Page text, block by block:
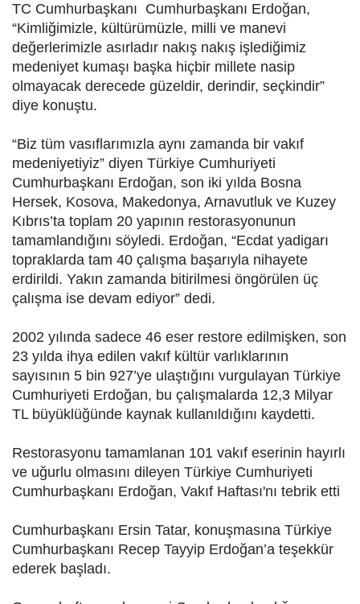
TC Cumhurbaşkanı Cumhurbaşkanı Erdoğan,
“Kimliğimizle, kültürümüzle, milli ve manevi
değerlerimizle asırladır nakış nakış işlediğimiz
medeniyet kumaşı başka hiçbir millete nasip
olmayacak derecede güzeldir, derindir, seçkindir”
diye konuştu.
“Biz tüm vasıflarımızla aynı zamanda bir vakıf
medeniyetiyiz” diyen Türkiye Cumhuriyeti
Cumhurbaşkanı Erdoğan, son iki yılda Bosna
Hersek, Kosova, Makedonya, Arnavutluk ve Kuzey
Kıbrıs’ta toplam 20 yapının restorasyonunun
tamamlandığını söyledi. Erdoğan, “Ecdat yadigarı
topraklarda tam 40 çalışma başarıyla nihayete
erdirildi. Yakın zamanda bitirilmesi öngörülen üç
çalışma ise devam ediyor” dedi.
2002 yılında sadece 46 eser restore edilmişken, son
23 yılda ihya edilen vakıf kültür varlıklarının
sayısının 5 bin 927’ye ulaştığını vurgulayan Türkiye
Cumhuriyeti Erdoğan, bu çalışmalarda 12,3 Milyar
TL büyüklüğünde kaynak kullanıldığını kaydetti.
Restorasyonu tamamlanan 101 vakıf eserinin hayırlı
ve uğurlu olmasını dileyen Türkiye Cumhuriyeti
Cumhurbaşkanı Erdoğan, Vakıf Haftası'nı tebrik etti
Cumhurbaşkanı Ersin Tatar, konuşmasına Türkiye
Cumhurbaşkanı Recep Tayyip Erdoğan’a teşekkür
ederek başladı.